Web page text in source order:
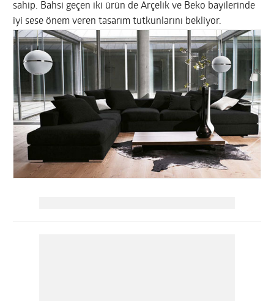
sahip. Bahsi geçen iki ürün de Arçelik ve Beko bayilerinde
iyi sese önem veren tasarım tutkunlarını bekliyor.